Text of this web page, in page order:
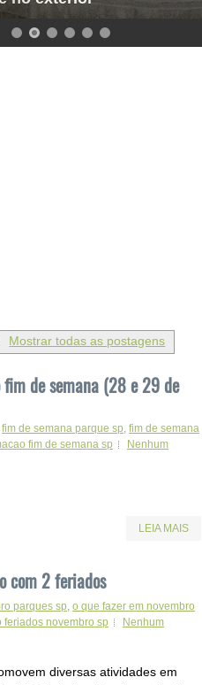
Mostrar todas as postagens
fim de semana (28 e 29 de
fim de semana parque sp fim de semana
fim de semana sp
Nenhum
LEIA MAIS
com 2 feriados
parques sp o que fazer em novembro
feriados novembro sp
Nenhum
diversas atividades em